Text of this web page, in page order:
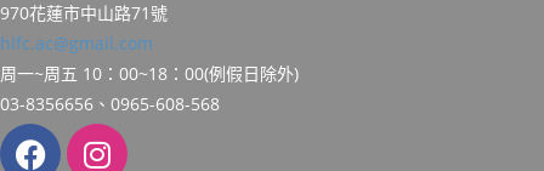
970花蓮市中山路71號
hlfc.ac@gmail.com
周一~周五 10：00~18：00(例假日除外)
03-8356656、0965-608-568